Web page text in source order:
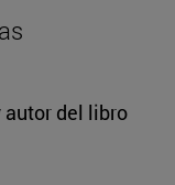
del libro